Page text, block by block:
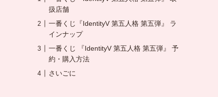
扱店舗
一番くじ『IdentityV 第五人格 第五弾』 ラ
インナップ
一番くじ 『IdentityV 第五人格 第五弾』 予
約・購入方法
さいごに